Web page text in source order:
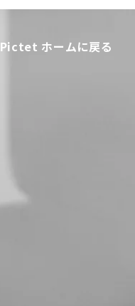
Pictet ホームに戻る